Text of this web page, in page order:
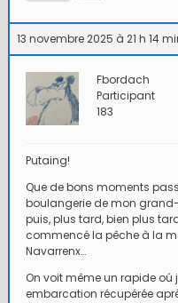
13 novembre 2025 à 21 h 14
Fbordach
Participant
183
Putaing!
Que de bons moments
boulangerie de mon
puis, plus tard, bien plus
commencé la pêche à la
Navarrenx…
On voit même un rapide oú
embarcation récupérée